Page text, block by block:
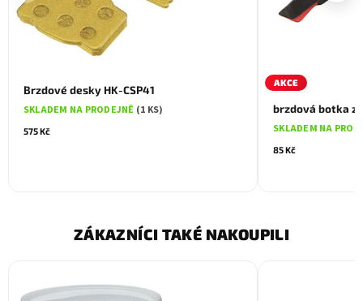
Brzdové desky HK-CSP41
SKLADEM NA PRODEJNĚ (1 KS)
575 Kč
AKCE
brzdová botka
SKLADEM NA
85 Kč
ZÁKAZNÍCI TAKÉ NAKOUPILI